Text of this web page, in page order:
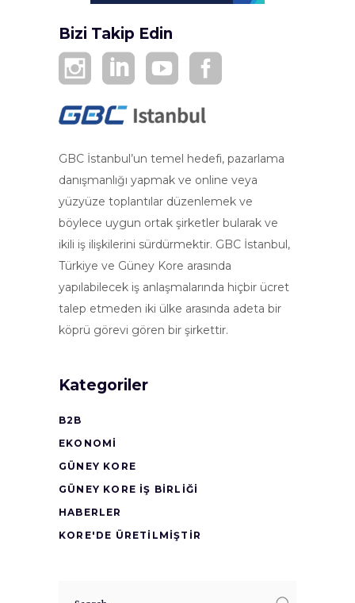
Bizi Takip Edin
GBC İstanbul’un temel hedefi, pazarlama
danışmanlığı yapmak ve online veya
yüzyüze toplantılar düzenlemek ve
böylece uygun ortak şirketler bularak ve
ikili iş ilişkilerini sürdürmektir. GBC İstanbul,
Türkiye ve Güney Kore arasında
yapılabilecek iş anlaşmalarında hiçbir ücret
talep etmeden iki ülke arasında adeta bir
köprü görevi gören bir şirkettir.
Kategoriler
B2B
EKONOMI
GÜNEY KORE
GÜNEY KORE İŞ BİRLİĞİ
HABERLER
KORE'DE ÜRETİLMİŞTİR